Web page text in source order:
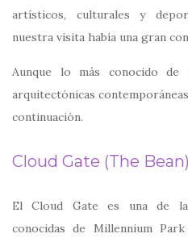
artísticos, culturales y
nuestra visita había una gran
Aunque lo más conocido
arquitectónicas
continuación.
Cloud Gate (The Bean)
El Cloud Gate es una de
conocidas de Millennium